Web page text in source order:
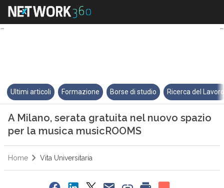
A Milano, serata gratuita nel
Ultimi articoli Formazione Borse di studio Ricerca del
A Milano, serata gratuita nel nuovo spazio
per la musica musicROOMS
Home Vita Universitaria